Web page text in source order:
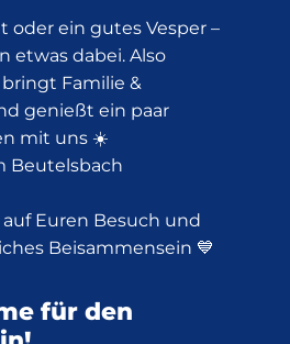
oder ein gutes Vesper –
etwas dabei. Also
Familie &
genießt ein paar
mit uns ☀️
Beutelsbach
Euren Besuch und
Beisammensein 💙
für den